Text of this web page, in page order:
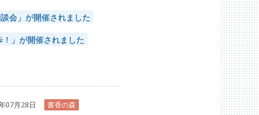
会」が開催されました
」が開催されました
07月28日 書香の森